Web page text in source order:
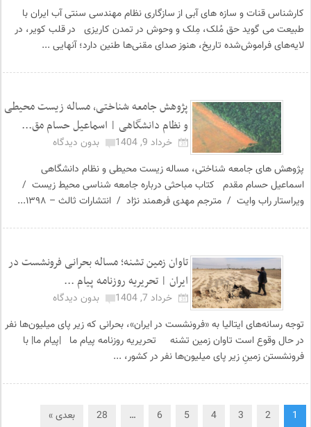
کارشناس قنات و سازه های آبی از سازگاری نظام مهندسی سنتی آب ایران با
طبیعت می گوید حق مُلک، مِلک و وحوش در تمدن کاریزی در قلب کویر، در
لایه‌های فراموش‌شده تاریخ، هنوز صدای مقنی‌ها طنین دارد؛ آنهایی ...
پژوهش جامعه شناختی، مساله زیست محیطی
و نظام دانشگاهی | اسماعیل حسام مق...
خرداد 9, 1404
بدون دیدگاه
پژوهش های جامعه شناختی، مساله زیست محیطی و نظام دانشگاهی
اسماعیل حسام مقدم کتاب مباحثی درباره جامعه شناسی محیط زیست /
ویراستار راب وایت / مترجم مهدی فرهمند نژاد / انتشارات ثالث – ۱۳۹۸...
تاوان زمین تشنه؛ مساله بحرانی فرونشست در
ایران | تحریریه روزنامه پیام ...
خرداد 7, 1404
بدون دیدگاه
توجه رسانه‌های ایتالیا به «فرونشست در ایران»، بحرانی که زیر پای میلیون‌ها نفر
در حال وقوع است تاوان زمین تشنه تحریریه روزنامه پیام ما |پیام ما| با
فرونشستن زمینِ زیر پای میلیون‌ها نفر در کشور، ...
1
2
3
4
5
6
…
28 بعدی »